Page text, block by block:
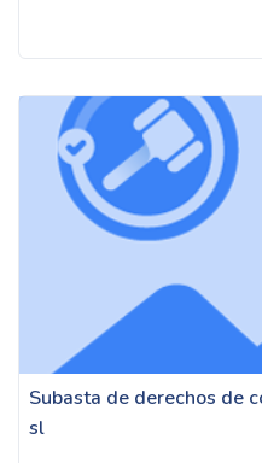
Subasta de derechos de
sl